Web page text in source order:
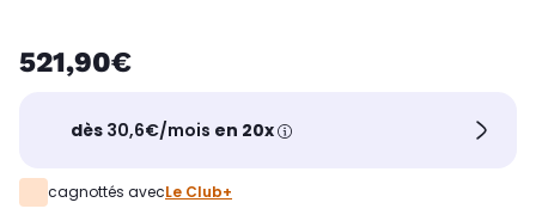
521,90€
dès 30,6€/mois en 20x
cagnottés avecLe Club+